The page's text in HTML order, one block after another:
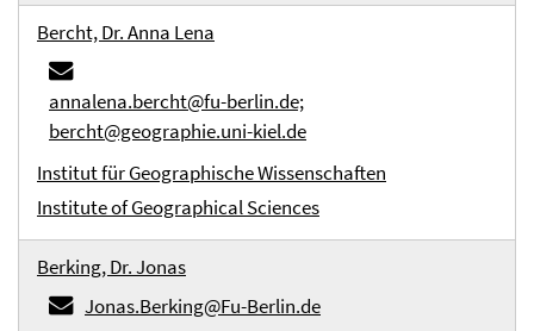
Bercht, Dr. Anna Lena
annalena.bercht@fu-berlin.de;
bercht@geographie.uni-kiel.de
Institut für Geographische Wissenschaften
Institute of Geographical Sciences
Berking, Dr. Jonas
Jonas.Berking@Fu-Berlin.de